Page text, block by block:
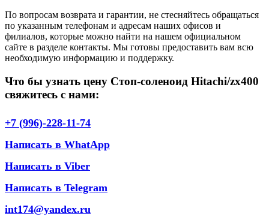
По вопросам возврата и гарантии, не стесняйтесь обращаться
по указанным телефонам и адресам наших офисов и
филиалов, которые можно найти на нашем официальном
сайте в разделе контакты. Мы готовы предоставить вам всю
необходимую информацию и поддержку.
Что бы узнать цену Стоп-соленоид Hitachi/zx400
свяжитесь с нами:
+7 (996)-228-11-74
Написать в WhatApp
Написать в Viber
Написать в Telegram
int174@yandex.ru